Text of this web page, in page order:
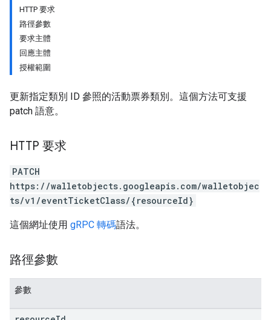
HTTP 要求
路徑參數
要求主體
回應主體
授權範圍
更新指定類別 ID 參照的活動票券類別。這個方法可支援
patch 語意。
HTTP 要求
PATCH
https://walletobjects.googleapis.com/walletobjec
ts/v1/eventTicketClass/{resourceId}
這個網址使用 gRPC 轉碼語法。
路徑參數
參數